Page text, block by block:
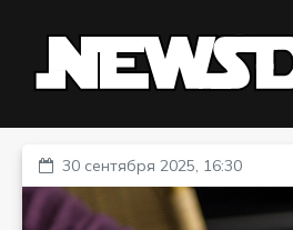
30 сентября 2025, 16:30